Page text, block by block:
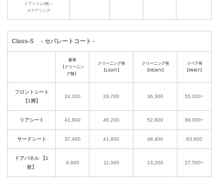
ドアトリム4枚～
ステアリング
Class-S - セパレートコート -
新車
【クリーニン
グ無】
クリーニング有
【LIGHT】
クリーニング有
【HEAVY】
リペア有
【PAINT】
フロントシート
【1脚】
24,200 29,700 36,300 55,000~
リアシート 41,800 46,200 52,800 88,000~
サードシート 37,400 41,800 48,400 83,600
ドアパネル 【1
枚】
8,800 11,000 13,200 27,500~